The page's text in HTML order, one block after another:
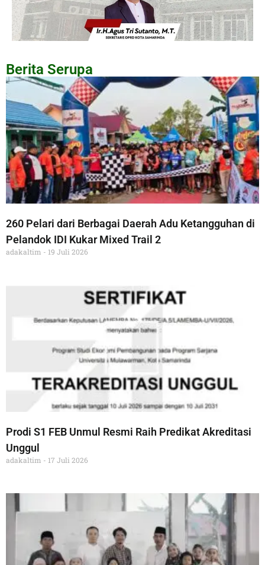
Berita Serupa
260 Pelari dari Berbagai Daerah Adu Ketangguhan di
Pelandok IDI Kukar Mixed Trail 2
adakaltim 19 Juli 2026
Prodi S1 FEB Unmul Resmi Raih Predikat Akreditasi
Unggul
adakaltim 17 Juli 2026